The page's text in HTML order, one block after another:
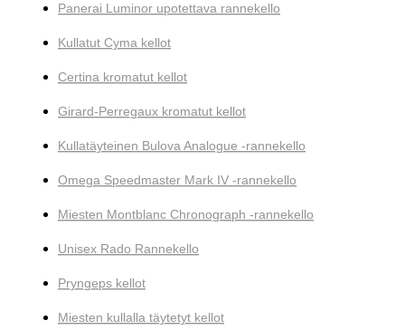
Panerai Luminor upotettava rannekello
Kullatut Cyma kellot
Certina kromatut kellot
Girard-Perregaux kromatut kellot
Kullatäyteinen Bulova Analogue -rannekello
Omega Speedmaster Mark IV -rannekello
Miesten Montblanc Chronograph -rannekello
Unisex Rado Rannekello
Pryngeps kellot
Miesten kullalla täytetyt kellot